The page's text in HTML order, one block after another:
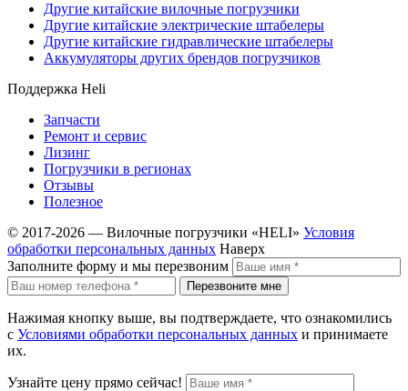
Другие китайские вилочные погрузчики
Другие китайские электрические штабелеры
Другие китайские гидравлические штабелеры
Аккумуляторы других брендов погрузчиков
Поддержка Heli
Запчасти
Ремонт и сервис
Лизинг
Погрузчики в регионах
Отзывы
Полезное
© 2017-2026 — Вилочные погрузчики «HELI» Условия
обработки персональных данных Наверх
Заполните форму и мы перезвоним
Перезвоните мне
Нажимая кнопку выше, вы подтверждаете, что ознакомились
с Условиями обработки персональных данных и принимаете
их.
Узнайте цену прямо сейчас!